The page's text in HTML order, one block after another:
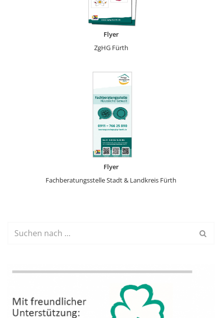
Flyer
ZgHG Fürth
Flyer
Fachberatungsstelle Stadt & Landkreis Fürth